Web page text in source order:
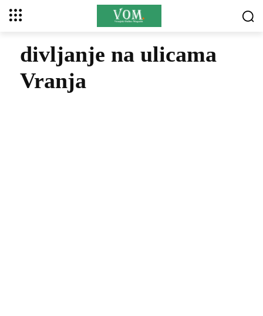
divljanje na ulicama
Vranja